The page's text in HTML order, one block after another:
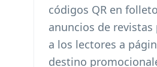
códigos QR en
anuncios de revistas
a los lectores a
destino